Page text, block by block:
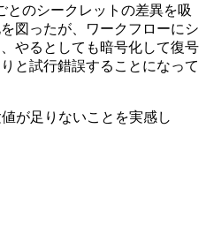
とのシークレットの差異を吸
図ったが、ワークフローにシ
やるとしても暗号化して復号
と試行錯誤することになって
が足りないことを実感し